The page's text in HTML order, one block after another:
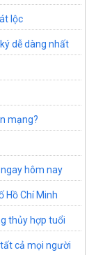
lộc
dễ dàng nhất
mạng?
hôm nay
Hồ Chí Minh
thủy hợp tuổi
cả mọi người